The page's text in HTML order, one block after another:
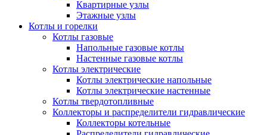
Квартирные узлы
Этажные узлы
Котлы и горелки
Котлы газовые
Напольные газовые котлы
Настенные газовые котлы
Котлы электрические
Котлы электрические напольные
Котлы электрические настенные
Котлы твердотопливные
Коллекторы и распределители гидравлические
Коллекторы котельные